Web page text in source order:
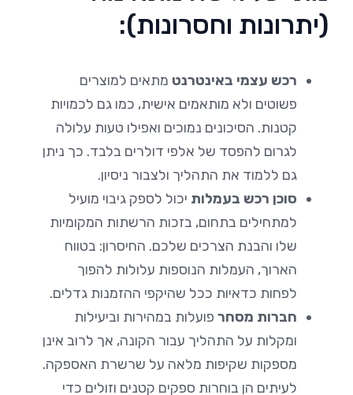
(יתרונות וחסרונות):
רכש עצמי באינטרנט מתאים למוצרים
פשוטים ולא מותאמים אישית, כמו גם לכמויות
קטנות. הסיכונים נמוכים ואפילו טעות עלולה
לגרום להפסד של אלפי דולרים בלבד. כך ניתן
גם ללמוד את התהליך ולצבור ניסיון.
סוכן רכש בעמלות יכול לספק גיבוי מועיל
למתחילים בתחום, בזכות הרשתות המקומיות
שלו והבנת הצרכים שלכם. החיסרון: בטווח
הארוך, העמלות הנוספות עלולות להפוך
לפחות כדאיות ככל שהיקפי ההזמנות גדלים.
חברות מסחר פועלות במהירות וביעילות
ומקלות על התהליך עבור הקונה, אך לרוב אינן
מספקות שקיפות מלאה על שרשרת האספקה.
לעיתים הן בוחרות ספקים קטנים וזולים כדי